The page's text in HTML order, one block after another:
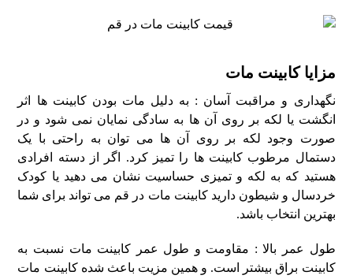
مزایا کابینت مات
نگهداری و مراقبت آسان : به دلیل مات بودن کابینت ها اثر
انگشت یا لکه بر روی آن ها به سادگی نمایان نمی شود و در
صورت وجود لکه بر روی آن ها می توان به راحتی با یک
دستمال مرطوب کابینت ها را تمیز کرد. اگر از دسته افرادی
هستید که به لکه و تمیزی حساسیت نشان می دهید یا کودک
خردسال و شیطون دارید کابینت مات در قم می تواند برای شما
بهترین انتخاب باشد.
طول عمر بالا : مقاومت و طول عمر کابینت مات نسبت به
کابینت براق بیشتر است. و همین مزیت باعث شده کابینت مات